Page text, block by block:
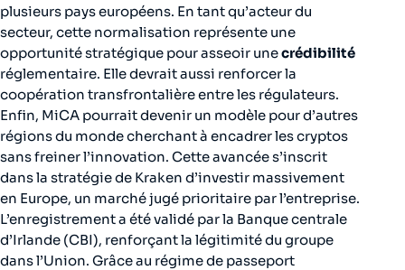
plusieurs pays européens. En tant qu’acteur du
secteur, cette normalisation représente une
opportunité stratégique pour asseoir unecrédibilité
réglementaire. Elle devrait aussi renforcer la
coopération transfrontalière entre les régulateurs.
Enfin, MiCA pourrait devenir un modèle pour d’autres
régions du monde cherchant à encadrer les cryptos
sans freiner l’innovation. Cette avancée s’inscrit
dans la stratégie de Kraken d’investir massivement
en Europe, un marché jugé prioritaire par l’entreprise.
L’enregistrement a été validé par la Banque centrale
d’Irlande (CBI), renforçant la légitimité du groupe
dans l’Union. Grâce au régime de passeport